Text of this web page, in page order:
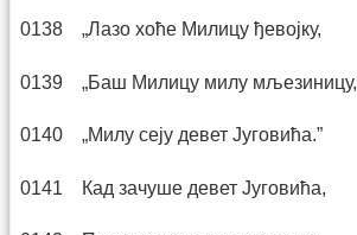
0138 „Лазо хоће Милицу ђевојку,
0139 „Баш Милицу милу мљезиницу,
0140 „Милу сеју девет Југовића.”
0141 Кад зачуше девет Југовића,